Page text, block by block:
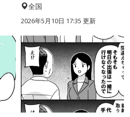
全国
2026年5月10日 17:35 更新